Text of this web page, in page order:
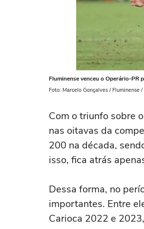
Fluminense venceu o Operário-PR
Foto: Marcelo Gonçalves / Fluminense /
Com o triunfo sobre
nas oitavas da
200 na década,
isso, fica atrás
Dessa forma, no
importantes. Entre
Carioca 2022 e